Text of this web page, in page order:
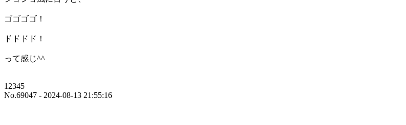
ゴゴゴゴ！
ドドドド！
って感じ^^
12345
No.69047 - 2024-08-13 21:55:16